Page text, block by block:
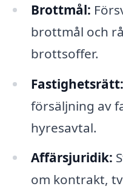
Brottmål:
brottmål och
brottsoffer.
Fastighetsrätt:
försäljning av
hyresavtal.
Affärsjuridik:
om kontrakt,